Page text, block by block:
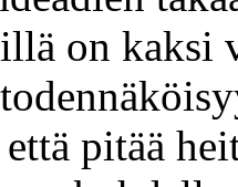
on kaksi
pitää